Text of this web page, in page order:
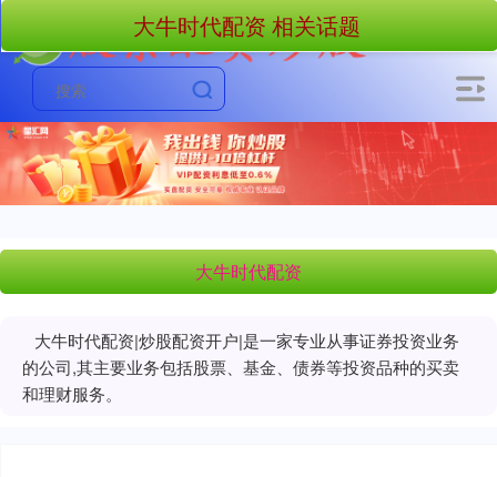
大牛时代配资
大牛时代配资|炒股配资开户|是一家专业从事证券投资业务
的公司,其主要业务包括股票、基金、债券等投资品种的买卖
和理财服务。
大牛时代配资 相关话题